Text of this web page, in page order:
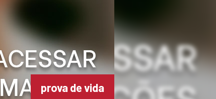
prova de vida